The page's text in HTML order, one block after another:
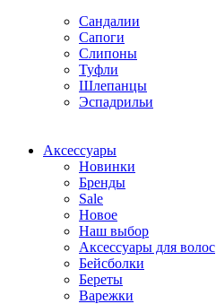
Сандалии
Сапоги
Слипоны
Туфли
Шлепанцы
Эспадрильи
Аксессуары
Новинки
Бренды
Sale
Новое
Наш выбор
Аксессуары для волос
Бейсболки
Береты
Варежки